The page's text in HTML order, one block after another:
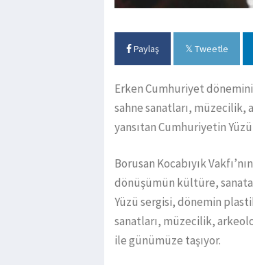
Paylaş Tweetle
Erken Cumhuriyet
sahne sanatları, müzecilik,
yansıtan Cumhuriyetin
Borusan Kocabıyık
dönüşümün kültüre,
Yüzü sergisi, dönemin
sanatları, müzecilik,
ile günümüze taşıyor.